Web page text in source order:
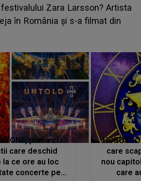
pe Emanuel. CINE ESTE
Alexandra?! Aflându-se în fața
IMEDIAT: "Am
ONE, prima zi.
care deschid
ce ore au loc
concerte pe
care
nou
care